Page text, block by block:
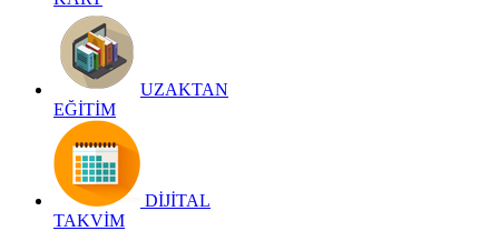
UZAKTAN
EĞİTİM
DİJİTAL
TAKVİM